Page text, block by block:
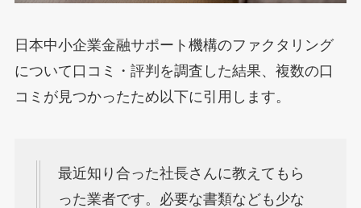
日本中小企業金融サポート機構のファクタリング
について口コミ・評判を調査した結果、複数の口
コミが見つかったため以下に引用します。
最近知り合った社長さんに教えてもら
った業者です。必要な書類なども少な